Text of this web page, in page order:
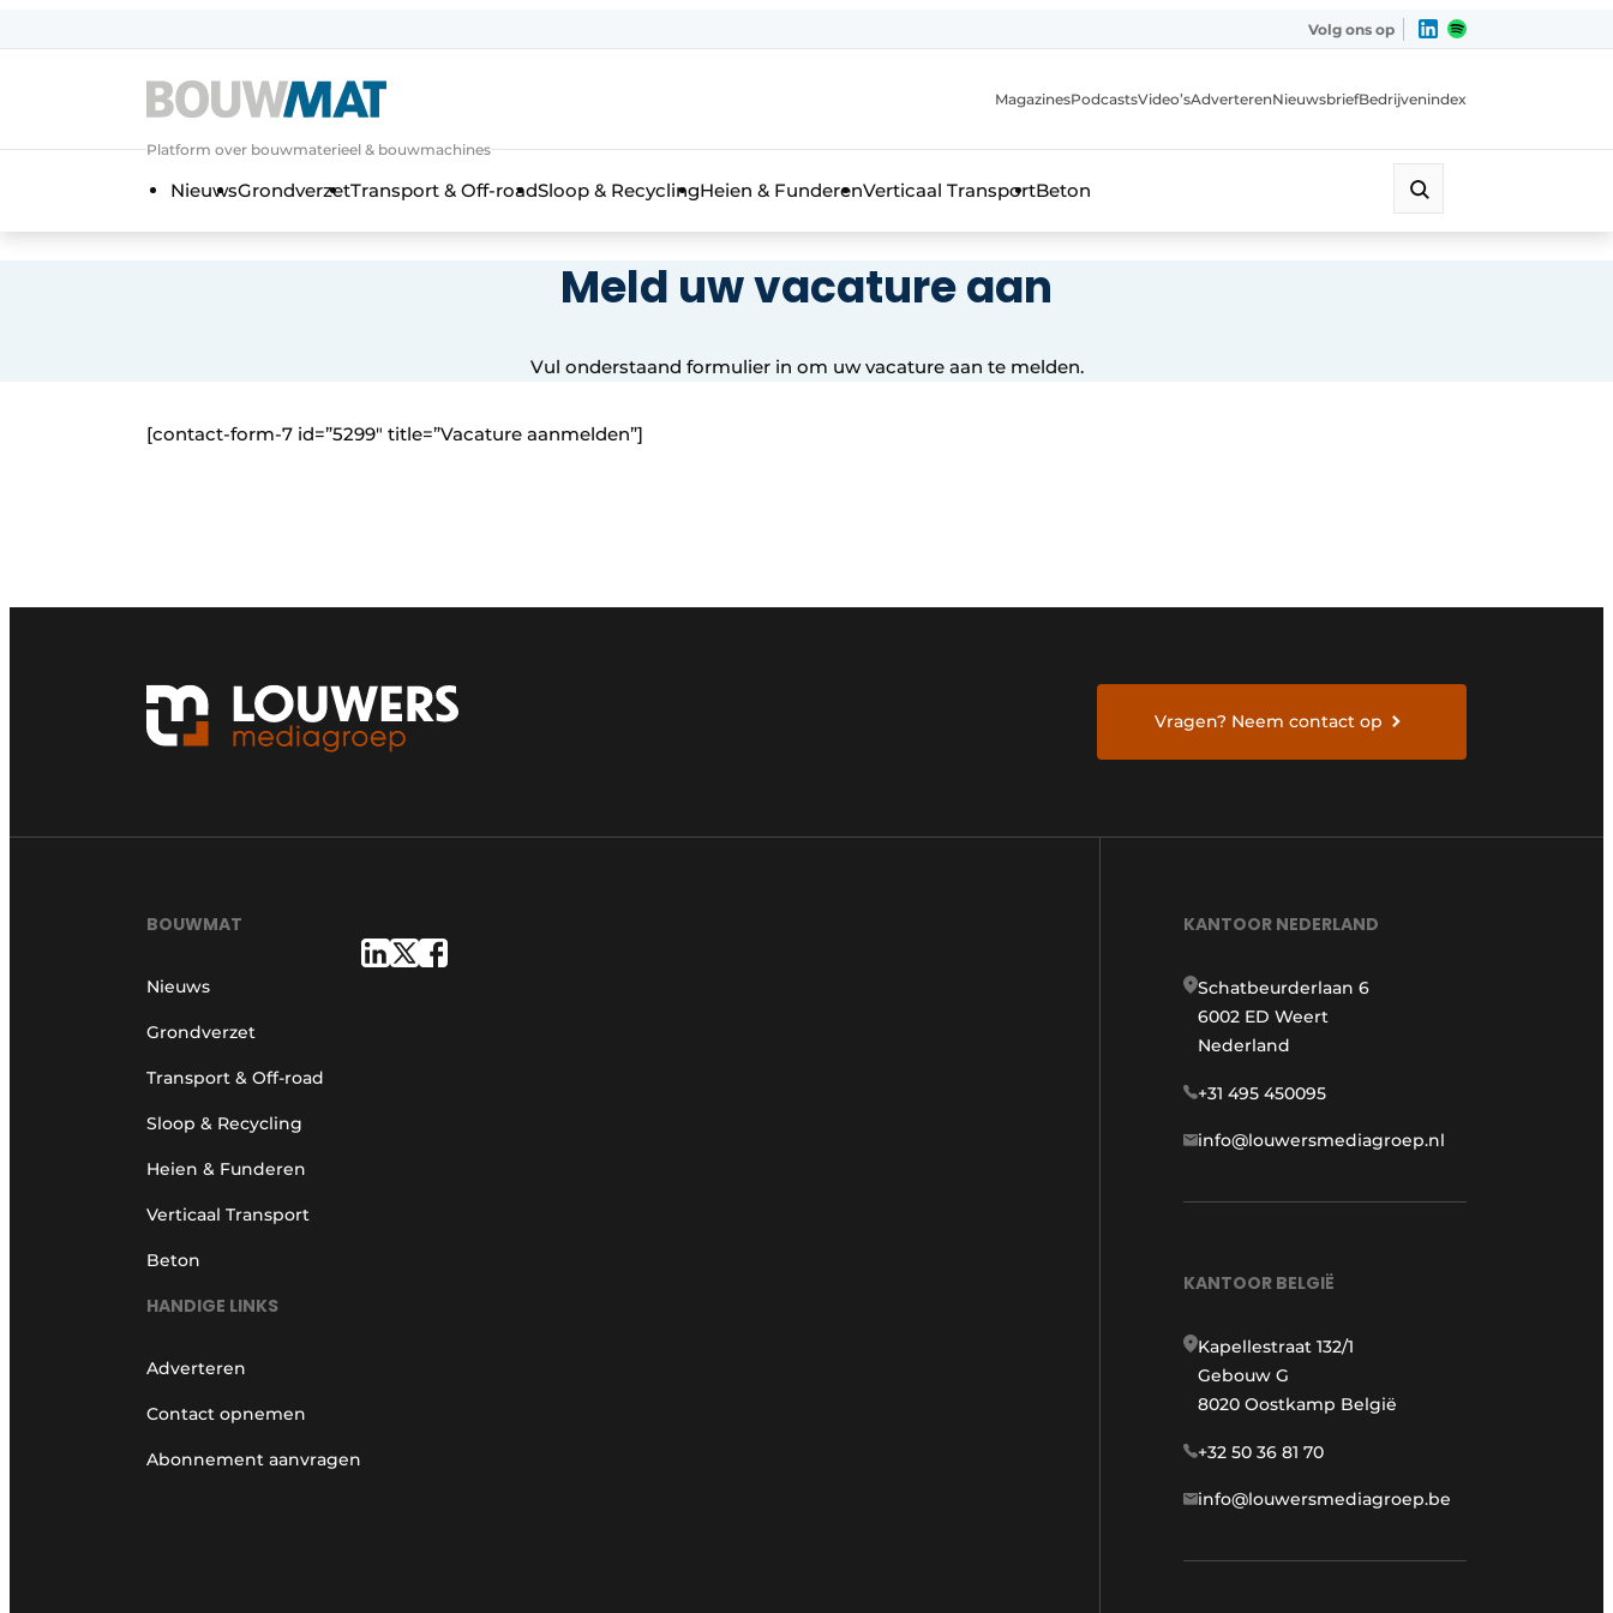
Algemene voorwaarden
BedrijvenAanmeldenAanmelden FR
Bedankt voor de aanmelding
Bedankt voor de aanmelding FR
Bedrijven
Bouwmat | Platform over bouwmaterieel & bouwmachines
Nieuwsbrief
Vacatures
Volg ons op
Platform over bouwmaterieel & bouwmachines
MagazinesPodcastsVideo’sAdverterenNieuwsbriefBedrijvenindex
NieuwsGrondverzetTransport & Off-roadSloop & RecyclingHeien & FunderenVerticaal TransportBeton
Meld uw vacature aan
Vul onderstaand formulier in om uw vacature aan te melden.
[contact-form-7 id=”5299″ title=”Vacature aanmelden”]
Vragen? Neem contact op
BOUWMAT
Nieuws
Grondverzet
Transport & Off-road
Sloop & Recycling
Heien & Funderen
Verticaal Transport
Beton
HANDIGE LINKS
Adverteren
Contact opnemen
Abonnement aanvragen
KANTOOR NEDERLAND
Schatbeurderlaan 6
6002 ED Weert
Nederland
+31 495 450095
info@louwersmediagroep.nl
KANTOOR BELGIË
Kapellestraat 132/1
Gebouw G
8020 Oostkamp België
+32 50 36 81 70
info@louwersmediagroep.be